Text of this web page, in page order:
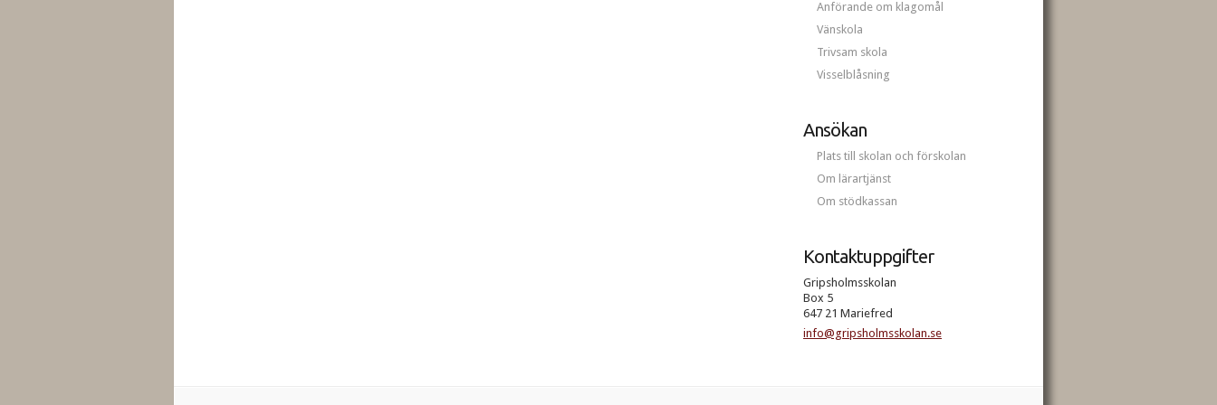
Anförande om klagomål
Vänskola
Trivsam skola
Visselblåsning
Ansökan
Plats till skolan och förskolan
Om lärartjänst
Om stödkassan
Kontaktuppgifter
Gripsholmsskolan
Box 5
647 21 Mariefred
info@gripsholmsskolan.se